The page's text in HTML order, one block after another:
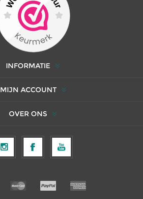
INFORMATIE
MIJN ACCOUNT
OVER ONS